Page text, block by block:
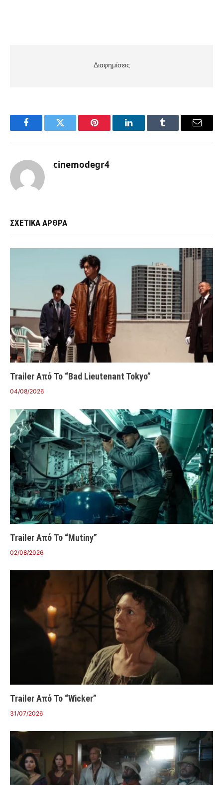
Διαφημίσεις
FacebookTwitter Pinterest LinkedInTumblr Email
cinemodegr4
ΣΧΕΤΙΚΑ ΑΡΘΡΑ
Trailer Από Το “Bad Lieutenant Tokyo”
04/08/2026
Trailer Από Το “Mutiny”
02/08/2026
Trailer Από Το “Wicker”
31/07/2026